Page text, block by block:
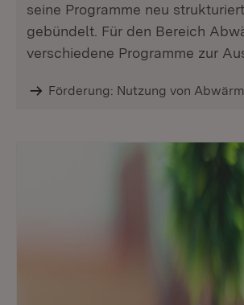
seine Programme neu
gebündelt. Für den Bereich
verschiedene Programme zur
Förderung: Nutzung von